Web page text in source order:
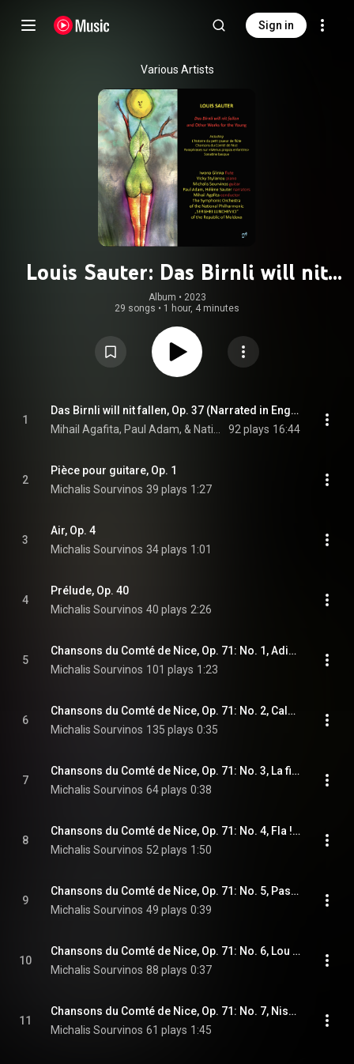
Sign in
Various Artists
Louis Sauter: Das Birnli will nit
fallen & Other Works for the Young
Album • 2023
29 songs • 1 hour, 4 minutes
1
Das Birnli will nit fallen, Op. 37 (Narrated in English)
92 plays 16:44
2
Pièce pour guitare, Op. 1
Michalis Sourvinos 39 plays 1:27
3
Air, Op. 4
Michalis Sourvinos 34 plays 1:01
4
Prélude, Op. 40
Michalis Sourvinos 40 plays 2:26
5
Chansons du Comté de Nice, Op. 71: No. 1, Adiéu paure carneval
Michalis Sourvinos 101 plays 1:23
6
Chansons du Comté de Nice, Op. 71: No. 2, Calant de villafranca
Michalis Sourvinos 135 plays 0:35
7
Chansons du Comté de Nice, Op. 71: No. 3, La fillo amé la maire
Michalis Sourvinos 64 plays 0:38
8
Chansons du Comté de Nice, Op. 71: No. 4, Fla ! Fla !
Michalis Sourvinos 52 plays 1:50
9
Chansons du Comté de Nice, Op. 71: No. 5, Pastre, pastressa
Michalis Sourvinos 49 plays 0:39
10
Chansons du Comté de Nice, Op. 71: No. 6, Lou pichin ome
Michalis Sourvinos 88 plays 0:37
11
Chansons du Comté de Nice, Op. 71: No. 7, Nissa la bella
Michalis Sourvinos 61 plays 1:45